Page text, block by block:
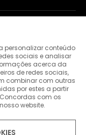
personalizar conteúdo
sociais e analisar
acerca da
de redes sociais,
combinar com outras
por estes a partir
com os
website.